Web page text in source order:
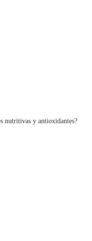
nutritivas y antioxidantes?